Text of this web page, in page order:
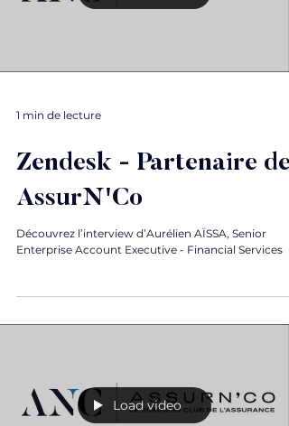
1 min de lecture
Zendesk - Partenaire de
AssurN'Co
Découvrez l’interview d’Aurélien AÏSSA, Senior
Enterprise Account Executive - Financial Services
Load video